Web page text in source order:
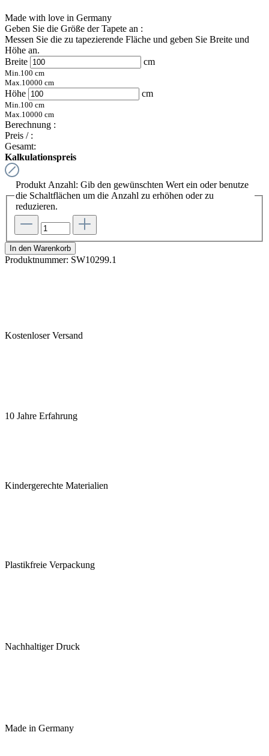
Made with love in Germany
Geben Sie die Größe der Tapete an :
Messen Sie die zu tapezierende Fläche und geben Sie Breite und
Höhe an.
Breite
cm
Min. 100 cm
Max. 10000 cm
Höhe cm
Min. 100 cm
Max. 10000 cm
Berechnung :
Preis / :
Gesamt:
Kalkulationspreis
Produkt Anzahl: Gib den gewünschten Wert ein oder benutze
die Schaltflächen um die Anzahl zu erhöhen oder zu
reduzieren.
In den Warenkorb
Produktnummer: SW10299.1
Kostenloser Versand
10 Jahre Erfahrung
Kindergerechte Materialien
Plastikfreie Verpackung
Nachhaltiger Druck
Made in Germany